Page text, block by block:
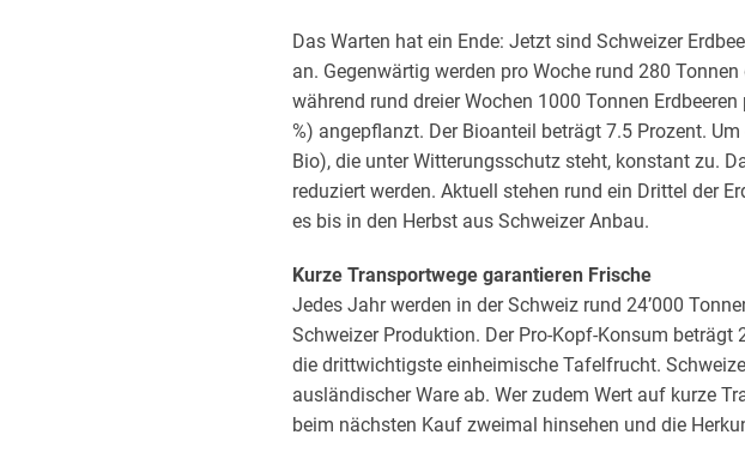
Das Warten hat ein Ende: Jetzt sind Schweizer
an. Gegenwärtig werden pro Woche rund 280
während rund dreier Wochen 1000 Tonnen
%) angepflanzt. Der Bioanteil beträgt 7.5 Prozent.
Bio), die unter Witterungsschutz steht, konstant zu.
reduziert werden. Aktuell stehen rund ein Drittel der
es bis in den Herbst aus Schweizer Anbau.
Kurze Transportwege garantieren Frische
Jedes Jahr werden in der Schweiz rund 24’000
Schweizer Produktion. Der Pro-Kopf-Konsum
die drittwichtigste einheimische Tafelfrucht.
ausländischer Ware ab. Wer zudem Wert auf kurze
beim nächsten Kauf zweimal hinsehen und die